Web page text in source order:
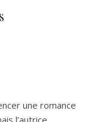
une romance
l’autrice